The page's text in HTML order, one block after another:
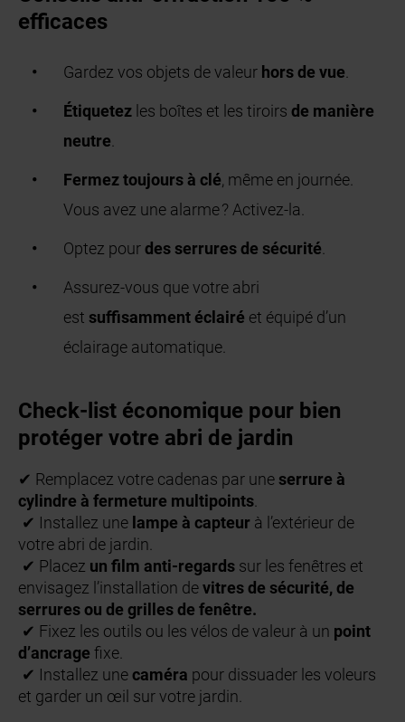
efficaces
Gardez vos objets de valeur hors de vue
Étiquetez les boîtes et les tiroirsde manière
neutre
Fermez toujours à clé, même en journée.
Vous avez une alarme ? Activez-la.
Optez pourdes serrures de sécurité
Assurez-vous que votre abri
est suffisamment éclairé et équipé d’un
éclairage automatique.
Check-list économique pour bien
protéger votre abri de jardin
✔ Remplacez votre cadenas par une serrure à
cylindre à fermeture multipoints
✔ Installez une lampe à capteur à l’extérieur de
votre abri de jardin.
✔ Placez un film anti-regards sur les fenêtres et
envisagez l’installation devitres de sécurité, de
serrures ou de grilles de fenêtre.
✔ Fixez les outils ou les vélos de valeur à un point
d’ancrage fixe.
✔ Installez unecaméra pour dissuader les voleurs
et garder un œil sur votre jardin.